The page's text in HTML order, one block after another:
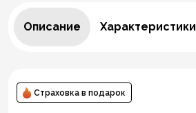
Описание Характеристики
Страховка в подарок